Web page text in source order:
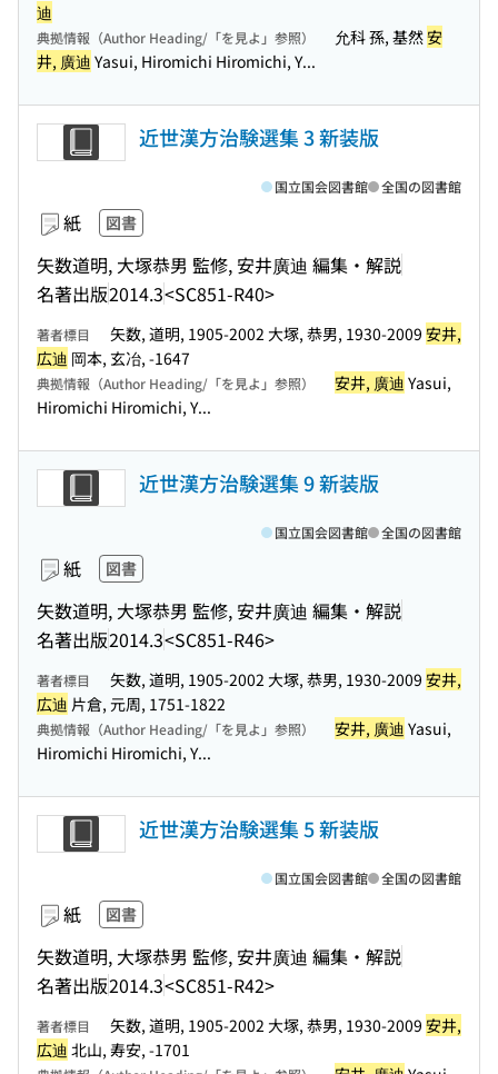
迪
典拠情報（Author Heading/「を見よ」参照） 允科 孫, 基然安
井, 廣迪 Yasui, Hiromichi Hiromichi, Y...
近世漢方治験選集 3 新装版
紙 図書
矢数道明, 大塚恭男 監修, 安井廣迪 編集・解説
名著出版2014.3<SC851-R40>
国立国会図書館 全国の図書館
著者標目 矢数, 道明, 1905-2002 大塚, 恭男, 1930-2009 安井,
広迪 岡本, 玄冶, -1647
典拠情報（Author Heading/「を見よ」参照） 安井, 廣迪 Yasui,
Hiromichi Hiromichi, Y...
近世漢方治験選集 9 新装版
紙 図書
矢数道明, 大塚恭男 監修, 安井廣迪 編集・解説
名著出版2014.3<SC851-R46>
国立国会図書館 全国の図書館
著者標目 矢数, 道明, 1905-2002 大塚, 恭男, 1930-2009 安井,
広迪 片倉, 元周, 1751-1822
典拠情報（Author Heading/「を見よ」参照） 安井, 廣迪 Yasui,
Hiromichi Hiromichi, Y...
近世漢方治験選集 5 新装版
紙 図書
矢数道明, 大塚恭男 監修, 安井廣迪 編集・解説
名著出版2014.3<SC851-R42>
国立国会図書館 全国の図書館
著者標目 矢数, 道明, 1905-2002 大塚, 恭男, 1930-2009 安井,
広迪 北山, 寿安, -1701